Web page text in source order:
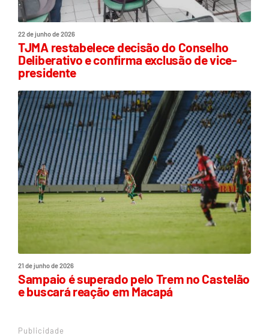
22 de junho de 2026
TJMA restabelece decisão do Conselho
Deliberativo e confirma exclusão de vice-
presidente
21 de junho de 2026
Sampaio é superado pelo Trem no Castelão
e buscará reação em Macapá
Publicidade